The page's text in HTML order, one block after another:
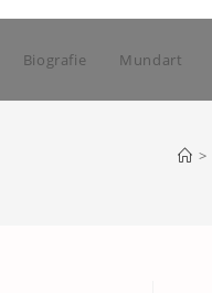
Biografie Mundart
>